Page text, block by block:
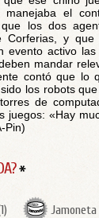
manejaba el
los dos
Corferias, y que
evento activo las
mandar
contó que lo
los robots
de
juegos: «Hay
Pin)
1) Jamoneta